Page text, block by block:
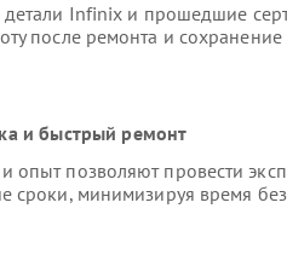
детали Infinix и прошедшие
после ремонта и сохранение
и быстрый ремонт
позволяют провести
сроки, минимизируя время без